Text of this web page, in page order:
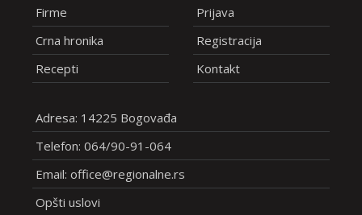
Firme
Crna hronika
Recepti
Prijava
Registracija
Kontakt
Adresa: 14225 Bogovađa
Telefon: 064/90-91-064
Email: office@regionalne.rs
Opšti uslovi